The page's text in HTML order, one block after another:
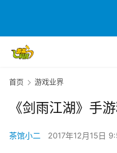
首页 游戏业界
《剑雨江湖》手
茶馆小二 2017年12月15日